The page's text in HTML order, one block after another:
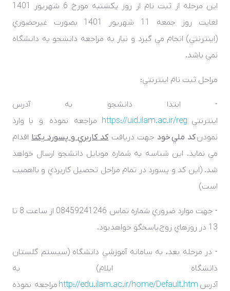
اين مرحله از ثبت نام از روز يکشنبه مورخ 6 شهريور 1401
لغايت روز جمعه 11 شهريور 1401 بصورت غيرحضوري
(اينترنتي) انجام مي گيرد و نياز به مراجعه دانشجو به دانشگاه
نمي باشد.
مراحل ثبت نام اينترنتي:
- ابتدا دانشجو به آدرس
اينترنتي https://uid.ilam.ac.ir/reg مراجعه نموده و با وارد
نمودنکد ملي خود جهت دريافتکد کاربري و پسورد يکتااقدام
مي نمايد. اين شناسه به شماره موبايل دانشجو ارسال خواهد
شد. (اين کد و پسورد در تمام مراحل تحصيل کاربردي و بااهميت
است)
- جهت موارد ضروري شماره تماس 08459241246 از ساعت 8 تا
13 در روزهاي زوج پاسخگو خواهد بود.
- در مرحله بعد، به سامانه آموزشي دانشگاه (سيستم گلستان
دانشگاه ايلام) به
آدرس http://edu.ilam.ac.ir/home/Default.htm مراجعه نموده